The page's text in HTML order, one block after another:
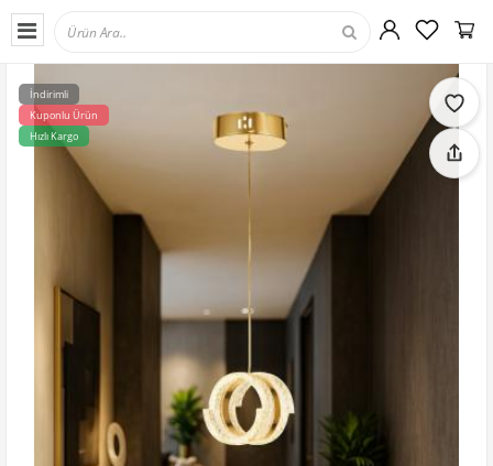
İndirimli
Kuponlu Ürün
Hızlı Kargo